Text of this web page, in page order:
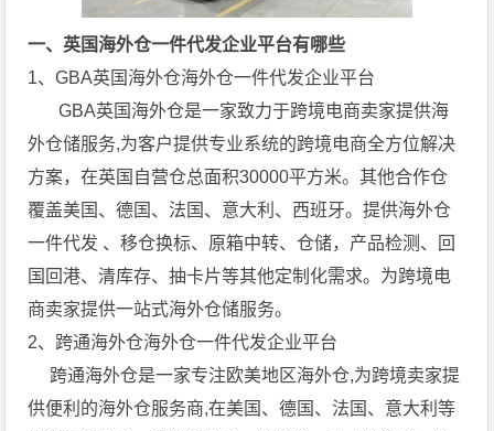
一、英国海外仓一件代发企业平台有哪些
1、GBA英国海外仓海外仓一件代发企业平台
GBA英国海外仓是一家致力于跨境电商卖家提供海
外仓储服务,为客户提供专业系统的跨境电商全方位解决
方案，在英国自营仓总面积30000平方米。其他合作仓
覆盖美国、德国、法国、意大利、西班牙。提供海外仓
一件代发 、移仓换标、原箱中转、仓储，产品检测、回
国回港、清库存、抽卡片等其他定制化需求。为跨境电
商卖家提供一站式海外仓储服务。
2、跨通海外仓海外仓一件代发企业平台
跨通海外仓是一家专注欧美地区海外仓,为跨境卖家提
供便利的海外仓服务商,在美国、德国、法国、意大利等